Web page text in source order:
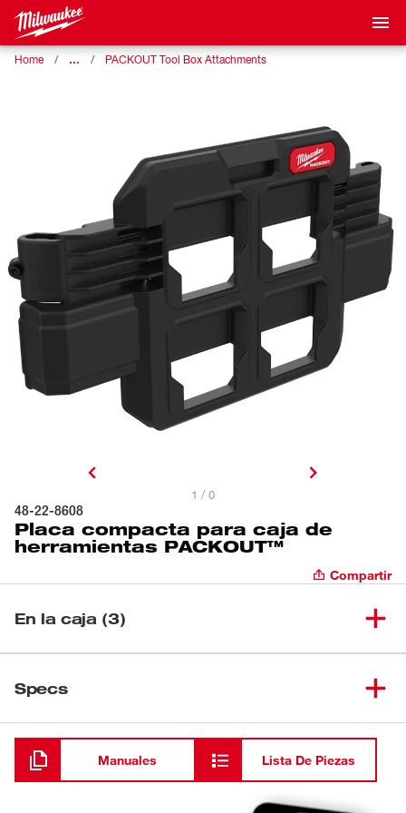
Home … PACKOUT Tool Box Attachments
1 / 0
48-22-8608
Placa compacta para caja de
herramientas PACKOUT™
Compartir
En la caja (3)
(2)
(1) Placa compacta para caja de
herramientas PACKOUT™
48-22-8608
Specs
Cargando
Manuales Lista De Piezas